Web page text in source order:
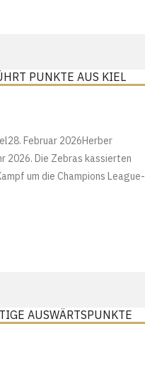
PUNKTE AUS KIEL
Februar 2026Herber
2026. Die Zebras kassierten
um die Champions League-
AUSWÄRTSPUNKTE